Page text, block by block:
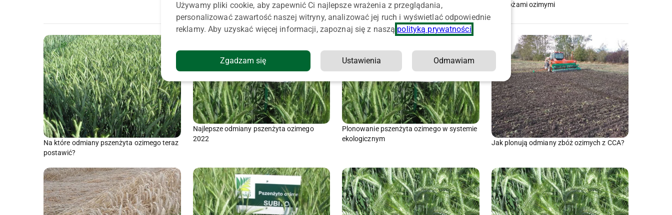
wysiać w 2023 roku?
zbożami ozimymi
Na które odmiany pszenżyta ozimego teraz
postawić?
Najlepsze odmiany pszenżyta ozimego
2022
Plonowanie pszenżyta ozimego w systemie
ekologicznym
Jak plonują odmiany zbóż ozimych z CCA?
Używamy pliki cookie, aby zapewnić Ci najlepsze wrażenia z przeglądania,
personalizować zawartość naszej witryny, analizować jej ruch i wyświetlać odpowiednie
reklamy. Aby uzyskać więcej informacji, zapoznaj się z naszą polityką prywatności
Zgadzam się Ustawienia Odmawiam